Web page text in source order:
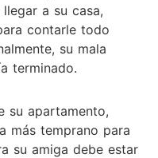
a su casa,
contarle todo
su mala
terminado.
su apartamento,
más temprano para
su amiga debe estar